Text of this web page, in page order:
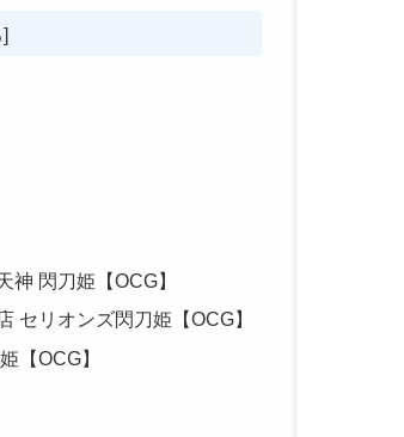
閃刀姫【OCG】
セリオンズ閃刀姫【OCG】
【OCG】